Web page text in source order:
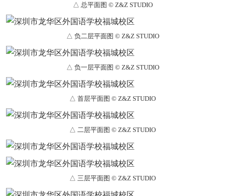
△ 总平面图 © Z&Z STUDIO
△ 负二层平面图 © Z&Z STUDIO
△ 负一层平面图 © Z&Z STUDIO
△ 首层平面图 © Z&Z STUDIO
△ 二层平面图 © Z&Z STUDIO
△ 三层平面图 © Z&Z STUDIO